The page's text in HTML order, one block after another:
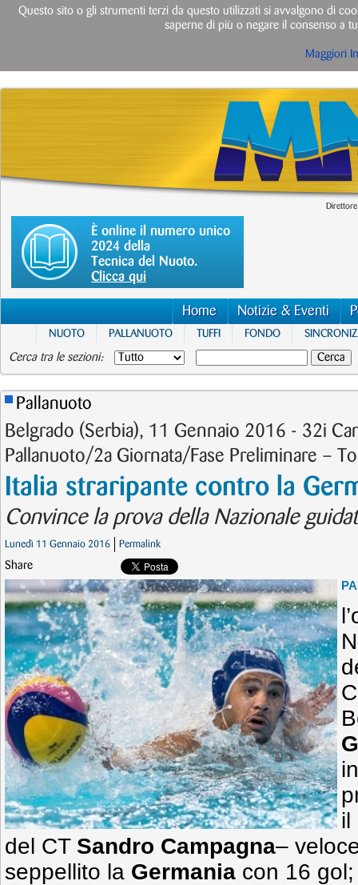
È online il numero unico
2024 della
Tecnica del Nuoto.
Clicca qui
Home Notizie & Eventi
NUOTO PALLANUOTO TUFFI FONDO
Cerca tra le sezioni:
Pallanuoto
Belgrado (Serbia), 11 Gennaio 2016 - 32i
Pallanuoto/2a Giornata/Fase Preliminare –
Italia straripante contro la
Convince la prova della Nazionale
Lunedì 11 Gennaio 2016 Permalink
Share
il
del CT Sandro Campagna–
seppellito la Germania con 16
Questo sito o gli strumenti terzi da questo utilizzati si avvalgono di
saperne di più o negare il consenso a
Maggiori